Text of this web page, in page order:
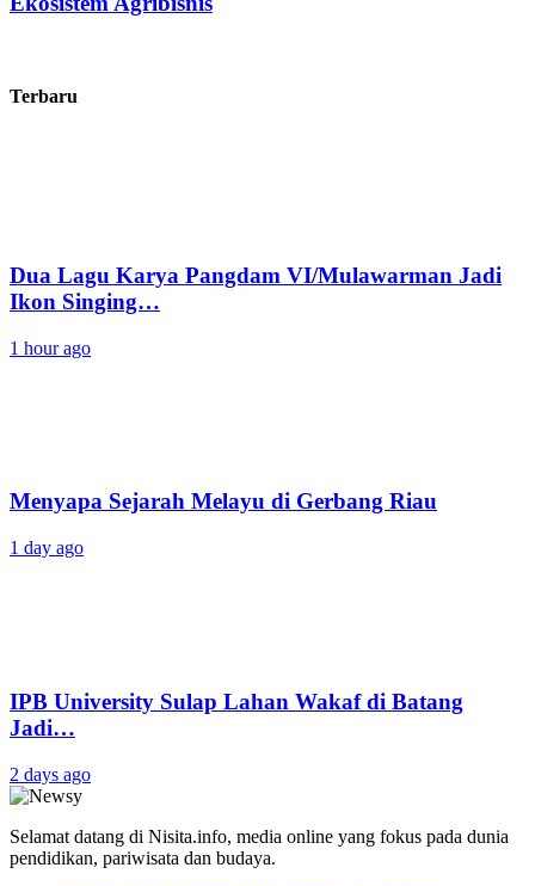
Terbaru
Dua Lagu Karya Pangdam VI/Mulawarman Jadi
Ikon Singing…
1 hour ago
Menyapa Sejarah Melayu di Gerbang Riau
1 day ago
IPB University Sulap Lahan Wakaf di Batang
Jadi…
2 days ago
Selamat datang di Nisita.info, media online yang fokus pada dunia
pendidikan, pariwisata dan budaya.